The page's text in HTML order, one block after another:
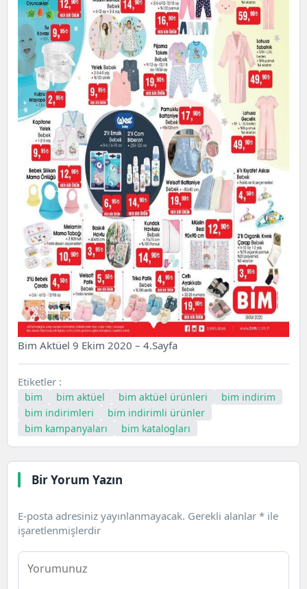
Bim Aktüel 9 Ekim 2020 – 4.Sayfa
Etiketler :
bim bim aktüel bim aktüel ürünleri
bim indirim
bim indirimleri
bim indirimli ürünler
bim kampanyaları
bim katalogları
Bir Yorum Yazın
E-posta adresiniz yayınlanmayacak. Gerekli alanlar * ile
işaretlenmişlerdir